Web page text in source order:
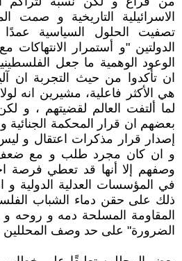
الاسرائيلية التاريخية و صمت
تصفيت الحلول السياسية
الدولتين "و أستمرار الانتهاكات
الوعود الوهمية ما جعل
ان تأكدوا من حيث التجربة ان
هي الأكثر فاعلية، مشيرين انه
لما ألتفت العالم لقضيتهم ، و
بعضهم ان قرار المحكمة
إصدار قرار مذكرات اعتقال و
و ان كان مجرد طلب و مع ضعف
وصفهم إلا أنها قد تعطي فرصة
في المؤسسات العدلية
ذلك على حقن دماء الشباب
المقاومة المسلحة دمه و روحه و
الضرورة" على حد وصف المحللين